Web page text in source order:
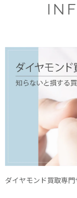
ダイヤモンド買取専門